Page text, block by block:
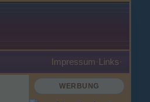
Impressum ·Links·
WERBUNG